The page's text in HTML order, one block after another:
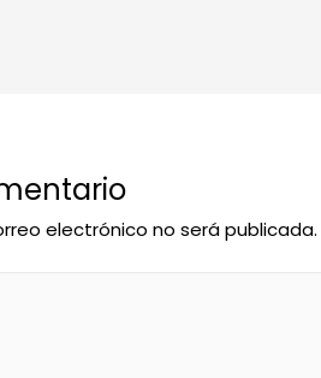
electrónico no será publicada.